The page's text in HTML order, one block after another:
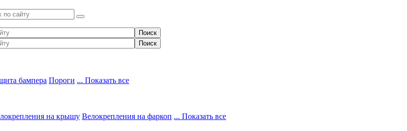
бампера Пороги ... Показать все
на крышу Велокрепления на фаркоп ... Показать все